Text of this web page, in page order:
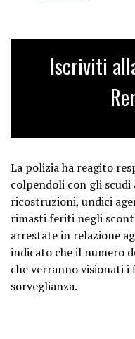
Iscriviti
La polizia ha reagito
colpendoli con gli scudi
ricostruzioni, undici
rimasti feriti negli
arrestate in relazione
indicato che il numero
che verranno visionati
sorveglianza.